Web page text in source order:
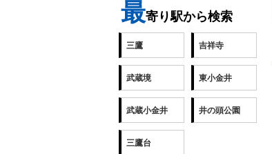
最寄り駅から検索
三鷹 吉祥寺
武蔵境 東小金井
武蔵小金井 井の頭公園
三鷹台